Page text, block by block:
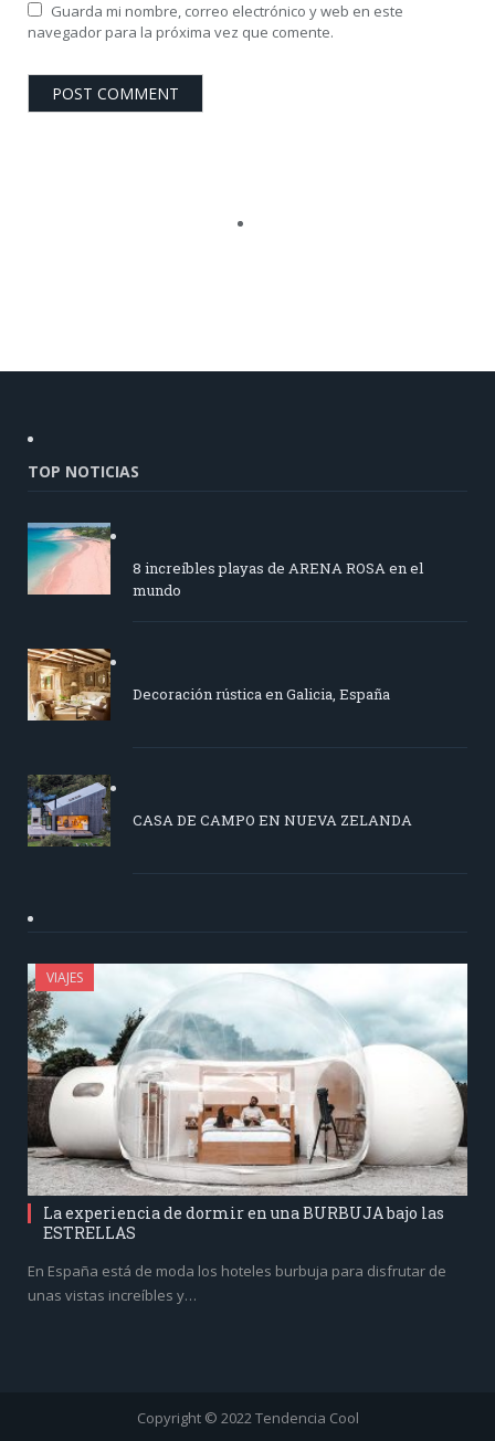
Guarda mi nombre, correo electrónico y web en este
navegador para la próxima vez que comente.
TOP NOTICIAS
8 increíbles playas de ARENA ROSA en el
mundo
Decoración rústica en Galicia, España
CASA DE CAMPO EN NUEVA ZELANDA
VIAJES
La experiencia de dormir en una BURBUJA bajo las
ESTRELLAS
En España está de moda los hoteles burbuja para disfrutar de
unas vistas increíbles y…
Copyright © 2022 Tendencia Cool